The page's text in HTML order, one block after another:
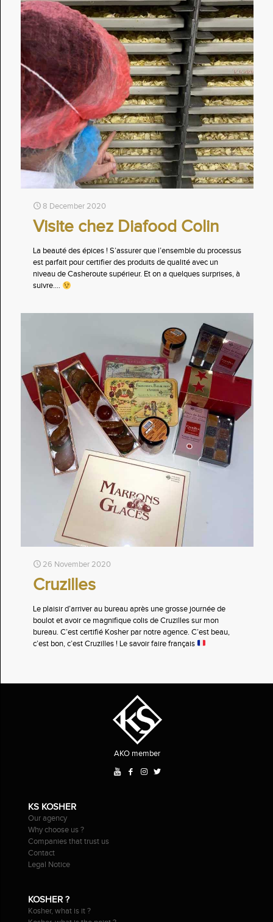
8 December 2020
Visite chez Diafood Colin
La beauté des épices ! S’assurer que l’ensemble du processus
est parfait pour certifier des produits de qualité avec un
niveau de Casheroute supérieur. Et on a quelques surprises, à
suivre....
26 November 2020
Cruzilles
Le plaisir d’arriver au bureau après une grosse journée de
boulot et avoir ce magnifique colis de Cruzilles sur mon
bureau. C’est certifié Kosher par notre agence. C’est beau,
c’est bon, c’est Cruzilles ! Le savoir faire français
AKO member
KS KOSHER
Our agency
Why choose us ?
Companies that trust us
Contact
Legal Notice
KOSHER ?
Kosher, what is it ?